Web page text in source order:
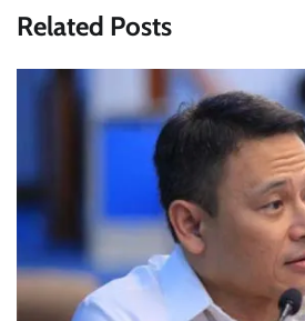
Related Posts